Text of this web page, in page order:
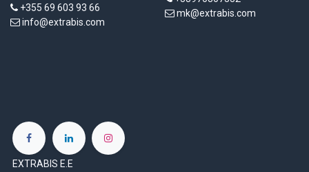
+355 69 603 93 66
info@extrabis.com
mk@extrabis.com
EXTRABIS E.E